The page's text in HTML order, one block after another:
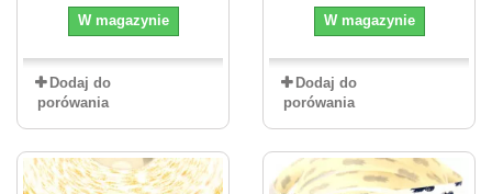
W magazynie
Dodaj do
porówania
W magazynie
Dodaj do
porówania